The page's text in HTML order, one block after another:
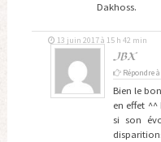
Dakhoss.
JBX
13 juin 2017 à 15 h 42 min
Répondre
Bien le
en effet
si son